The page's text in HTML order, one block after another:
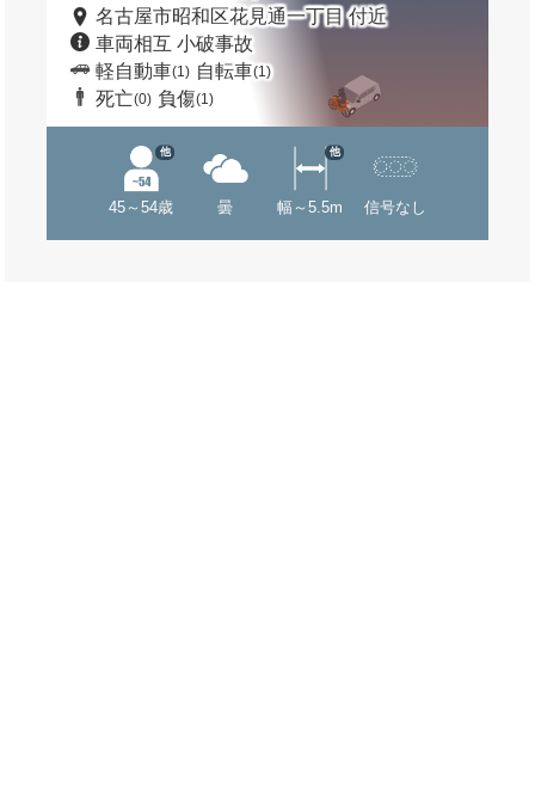
名古屋市昭和区花見通一丁目 付近
車両相互 小破事故
軽自動車(1) 自転車(1)
死亡(0) 負傷(1)
45～54歳
他
曇 幅～5.5m
他
信号なし